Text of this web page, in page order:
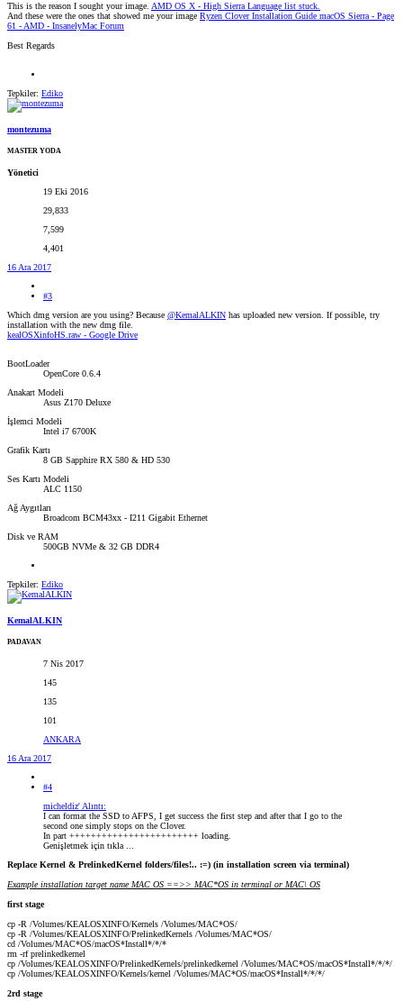
This is the reason I sought your image. AMD OS X - High Sierra Language list stuck.
And these were the ones that showed me your image Ryzen Clover Installation Guide macOS Sierra - Page
61 - AMD - InsanelyMac Forum
Best Regards
Tepkiler: Ediko
montezuma
MASTER YODA
Yönetici
19 Eki 2016
29,833
7,599
4,401
16 Ara 2017
#3
Which dmg version are you using? Because @KemalALKIN has uploaded new version. If possible, try
installation with the new dmg file.
kealOSXinfoHS.raw - Google Drive
BootLoader
OpenCore 0.6.4
Anakart Modeli
Asus Z170 Deluxe
İşlemci Modeli
Intel i7 6700K
Grafik Kartı
8 GB Sapphire RX 580 & HD 530
Ses Kartı Modeli
ALC 1150
Ağ Aygıtları
Broadcom BCM43xx - I211 Gigabit Ethernet
Disk ve RAM
500GB NVMe & 32 GB DDR4
Tepkiler: Ediko
KemalALKIN
PADAVAN
7 Nis 2017
145
135
101
ANKARA
16 Ara 2017
#4
micheldiz' Alıntı:
I can format the SSD to AFPS, I get success the first step and after that I go to the
second one simply stops on the Clover.
In part ++++++++++++++++++++++++ loading.
Genişletmek için tıkla ...
Replace Kernel & PrelinkedKernel folders/files!.. :=) (in installation screen via terminal)
Example installation target name MAC OS ==>> MAC*OS in terminal or MAC\ OS
first stage
cp -R /Volumes/KEALOSXINFO/Kernels /Volumes/MAC*OS/
cp -R /Volumes/KEALOSXINFO/PrelinkedKernels /Volumes/MAC*OS/
cd /Volumes/MAC*OS/macOS*Install*/*/*
rm -rf prelinkedkernel
cp /Volumes/KEALOSXINFO/PrelinkedKernels/prelinkedkernel /Volumes/MAC*OS/macOS*Install*/*/*/
cp /Volumes/KEALOSXINFO/Kernels/kernel /Volumes/MAC*OS/macOS*Install*/*/*/
2rd stage